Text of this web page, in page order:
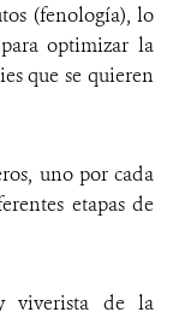
(fenología), lo
optimizar la
que se quieren
uno por cada
etapas de
viverista de la